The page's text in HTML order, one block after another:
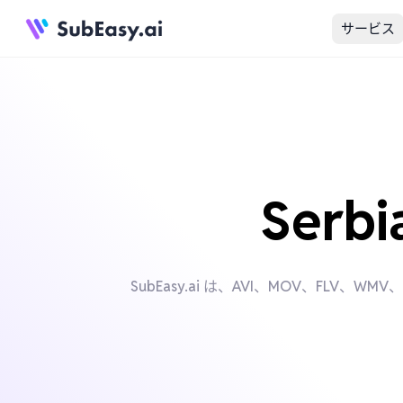
サービス
SubEasy.ai は、AVI、MOV、FLV、